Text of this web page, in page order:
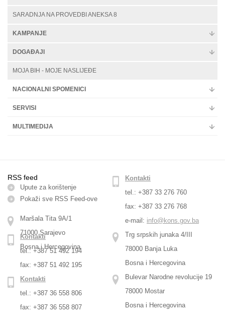
SARADNJA NA PROVEDBI ANEKSA 8
KAMPANJE
DOGAĐAJI
MOJA BIH - MOJE NASLIJEĐE
NACIONALNI SPOMENICI
SERVISI
MULTIMEDIJA
RSS feed
Upute za korištenje
Pokaži sve RSS Feed-оve
Maršala Tita 9A/1
71000 Sarajevo
Bosna i Hercegovina
Kontakti
tel.: +387 33 276 760
fax: +387 33 276 768
e-mail: info@kons.gov.ba
Trg srpskih junaka 4/III
78000 Banja Luka
Bosna i Hercegovina
Kontakti
tel.: +387 51 492 194
fax: +387 51 492 195
Bulevar Narodne revolucije 19
78000 Mostar
Bosna i Hercegovina
Kontakti
tel.: +387 36 558 806
fax: +387 36 558 807